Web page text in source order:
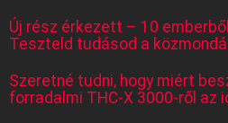
Új rész érkezett – 10
Teszteld tudásod a
Szeretné tudni, hogy miért
forradalmi THC-X 3000-ről az